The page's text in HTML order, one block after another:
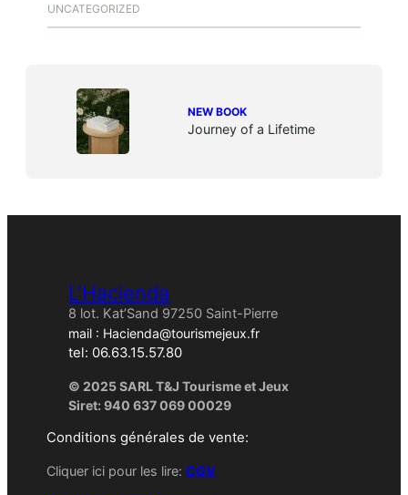
UNCATEGORIZED
NEW BOOK
Journey of a Lifetime
L'Hacienda
8 lot. Kat’Sand 97250 Saint-Pierre
mail : Hacienda@tourismejeux.fr
tel: 06.63.15.57.80
© 2025 SARL T&J Tourisme et Jeux
Siret: 940 637 069 00029
Conditions générales de vente:
Cliquer ici pour les lire:CGV